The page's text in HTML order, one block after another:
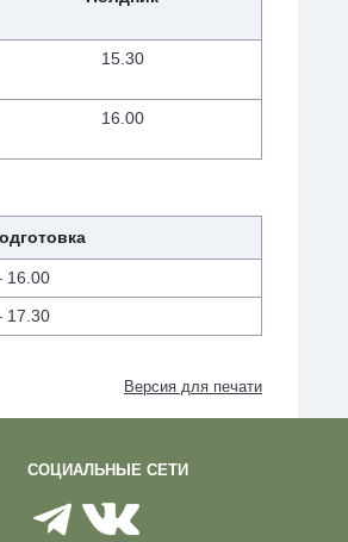
15.30
16.00
16.00
17.30
Версия для печати
СОЦИАЛЬНЫЕ СЕТИ